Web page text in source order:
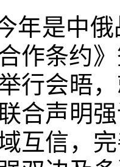
年是中
作条约
行会晤
合声明
互信，